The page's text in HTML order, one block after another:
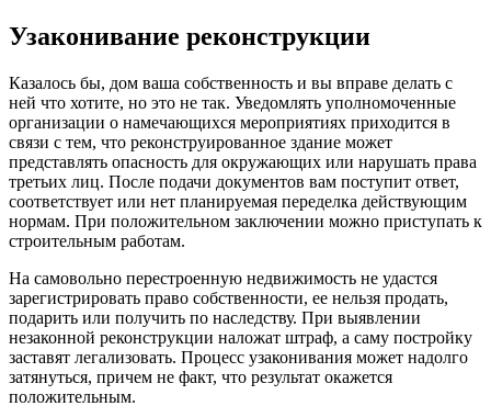
Узаконивание реконструкции
Казалось бы, дом ваша собственность и вы вправе делать с
ней что хотите, но это не так. Уведомлять уполномоченные
организации о намечающихся мероприятиях приходится в
связи с тем, что реконструированное здание может
представлять опасность для окружающих или нарушать права
третьих лиц. После подачи документов вам поступит ответ,
соответствует или нет планируемая переделка действующим
нормам. При положительном заключении можно приступать к
строительным работам.
На самовольно перестроенную недвижимость не удастся
зарегистрировать право собственности, ее нельзя продать,
подарить или получить по наследству. При выявлении
незаконной реконструкции наложат штраф, а саму постройку
заставят легализовать. Процесс узаконивания может надолго
затянуться, причем не факт, что результат окажется
положительным.